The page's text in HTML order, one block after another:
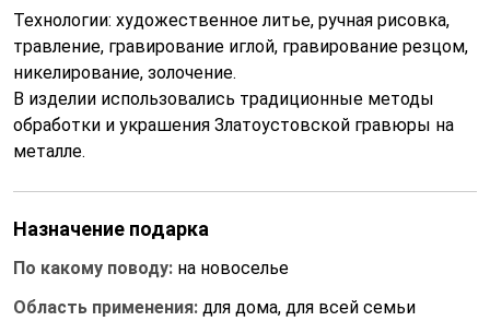
Технологии: художественное литье, ручная рисовка,
травление, гравирование иглой, гравирование резцом,
никелирование, золочение.
В изделии использовались традиционные методы
обработки и украшения Златоустовской гравюры на
металле.
Назначение подарка
По какому поводу: на новоселье
Область применения: для дома, для всей семьи